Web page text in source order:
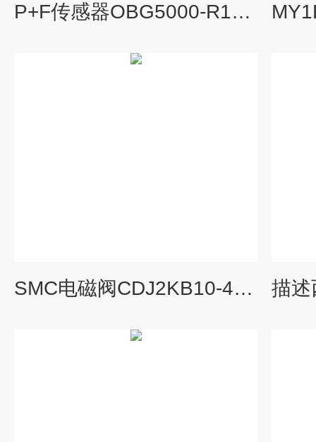
P+F传感器OBG5000-R100-2EP1-IO-0,3M-V1
SMC电磁阀CDJ2KB10-45Z-B基本特点